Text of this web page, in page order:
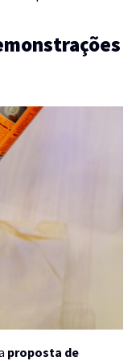
proposta de